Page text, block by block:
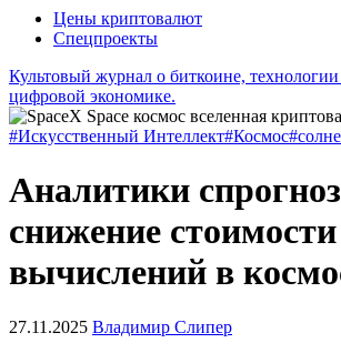
Цены криптовалют
Спецпроекты
Культовый журнал о биткоине,
цифровой экономике.
#Искусственный Интеллект#Космос
Аналитики
снижение
вычислений в
27.11.2025 Владимир Слипер